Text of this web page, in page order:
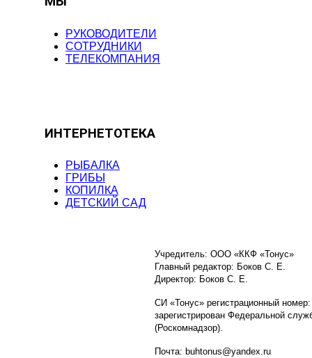
РУКОВОДИТЕЛИ
СОТРУДНИКИ
ТЕЛЕКОМПАНИЯ
ИНТЕРНЕТОТЕКА
РЫБАЛКА
ГРИБЫ
КОПИЛКА
ДЕТСКИЙ САД
Учредитель: ООО «ККФ «Тонус»
Главный редактор: Боков С. Е.
Директор: Боков С. Е.
СИ «Тонус» регистрационный
зарегистрирован Федеральной
(Роскомнадзор).
Почта: buhtonus@yandex.ru